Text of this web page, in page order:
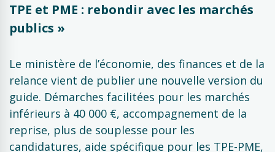
TPE et PME : rebondir avec les marchés
publics »
Le ministère de l’économie, des finances et de la
relance vient de publier une nouvelle version du
guide. Démarches facilitées pour les marchés
inférieurs à 40 000 €, accompagnement de la
reprise, plus de souplesse pour les
candidatures, aide spécifique pour les TPE-PME,